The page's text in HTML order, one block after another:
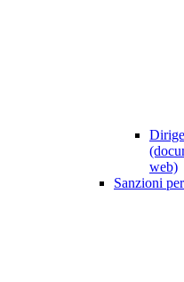
web)
Sanzioni